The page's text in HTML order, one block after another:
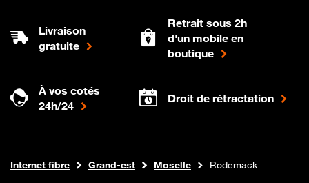
Livraison
gratuite
Retrait sous 2h
d'un mobile en
boutique
À vos cotés
24h/24
Droit de rétractation
Boutique Orange
Internet fibre Grand-est Moselle Rodemack